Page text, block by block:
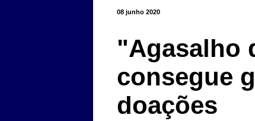
08 junho 2020
"Agasalho
consegue
doações